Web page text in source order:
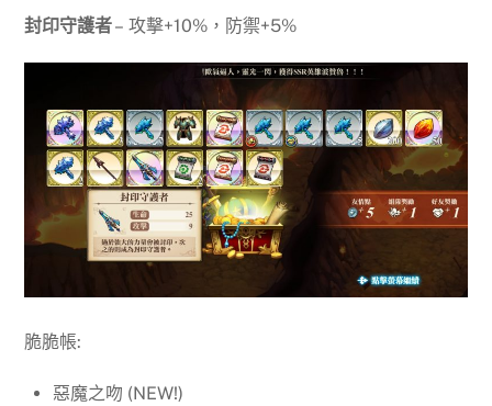
封印守護者– 攻擊+10%，防禦+5%
脆脆帳:
惡魔之吻 (NEW!)